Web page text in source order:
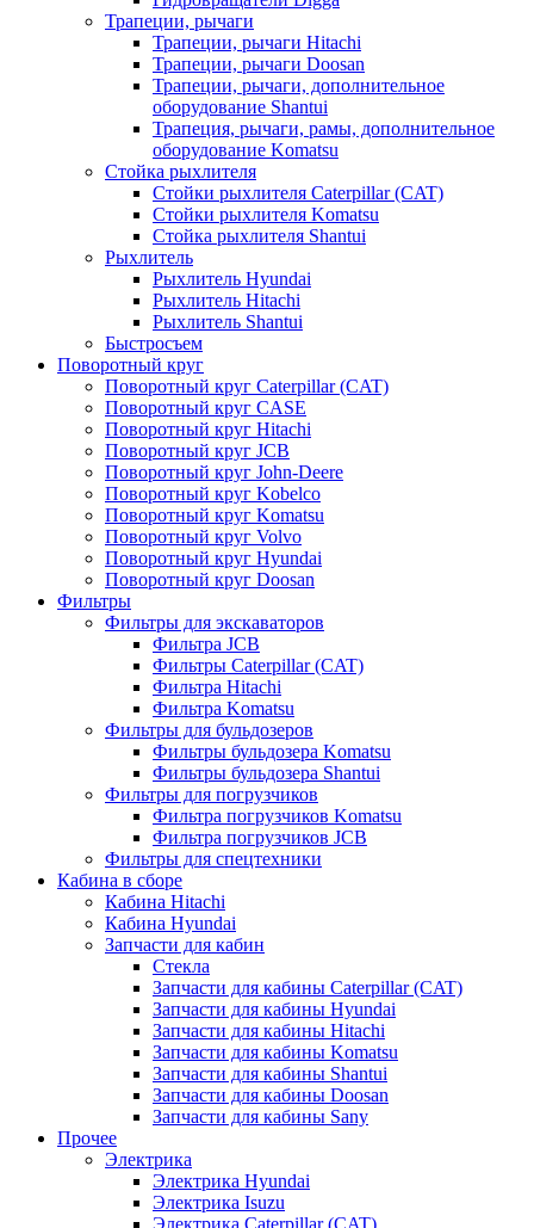
Трапеции, рычаги
Трапеции, рычаги Hitachi
Трапеции, рычаги Doosan
Трапеции, рычаги, дополнительное
оборудование Shantui
Трапеция, рычаги, рамы, дополнительное
оборудование Komatsu
Стойка рыхлителя
Стойки рыхлителя Caterpillar (CAT)
Стойки рыхлителя Komatsu
Стойка рыхлителя Shantui
Рыхлитель
Рыхлитель Hyundai
Рыхлитель Hitachi
Рыхлитель Shantui
Быстросъем
Поворотный круг
Поворотный круг Caterpillar (CAT)
Поворотный круг CASE
Поворотный круг Hitachi
Поворотный круг JCB
Поворотный круг John-Deere
Поворотный круг Kobelco
Поворотный круг Komatsu
Поворотный круг Volvo
Поворотный круг Hyundai
Поворотный круг Doosan
Фильтры
Фильтры для экскаваторов
Фильтра JCB
Фильтры Caterpillar (CAT)
Фильтра Hitachi
Фильтра Komatsu
Фильтры для бульдозеров
Фильтры бульдозера Komatsu
Фильтры бульдозера Shantui
Фильтры для погрузчиков
Фильтра погрузчиков Komatsu
Фильтра погрузчиков JCB
Фильтры для спецтехники
Кабина в сборе
Кабина Hitachi
Кабина Hyundai
Запчасти для кабин
Стекла
Запчасти для кабины Caterpillar (CAT)
Запчасти для кабины Hyundai
Запчасти для кабины Hitachi
Запчасти для кабины Komatsu
Запчасти для кабины Shantui
Запчасти для кабины Doosan
Запчасти для кабины Sany
Прочее
Электрика
Электрика Hyundai
Электрика Isuzu
Электрика Caterpillar (CAT)